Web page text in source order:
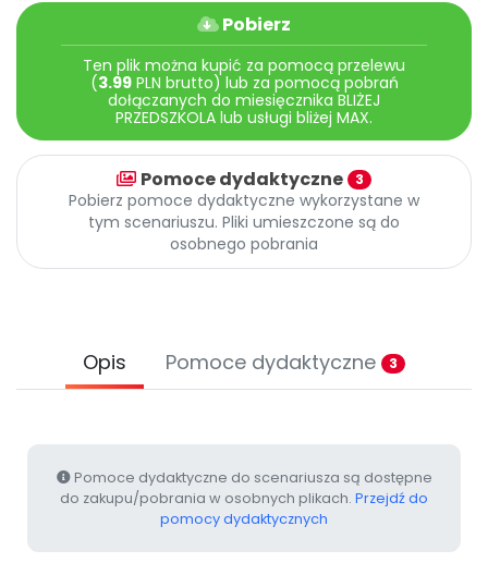
Pomoc
Pobierz
Ten plik można kupić za pomocą przelewu
(3.99PLN brutto) lub za pomocą pobrań
dołączanych do miesięcznika BLIŻEJ
PRZEDSZKOLA lub usługi bliżej MAX.
Pomoce dydaktyczne 3
Pobierz pomoce dydaktyczne wykorzystane w
tym scenariuszu. Pliki umieszczone są do
osobnego pobrania
Opis Pomoce dydaktyczne 3
Pomoce dydaktyczne do scenariusza są dostępne
do zakupu/pobrania w osobnych plikach. Przejdź do
pomocy dydaktycznych